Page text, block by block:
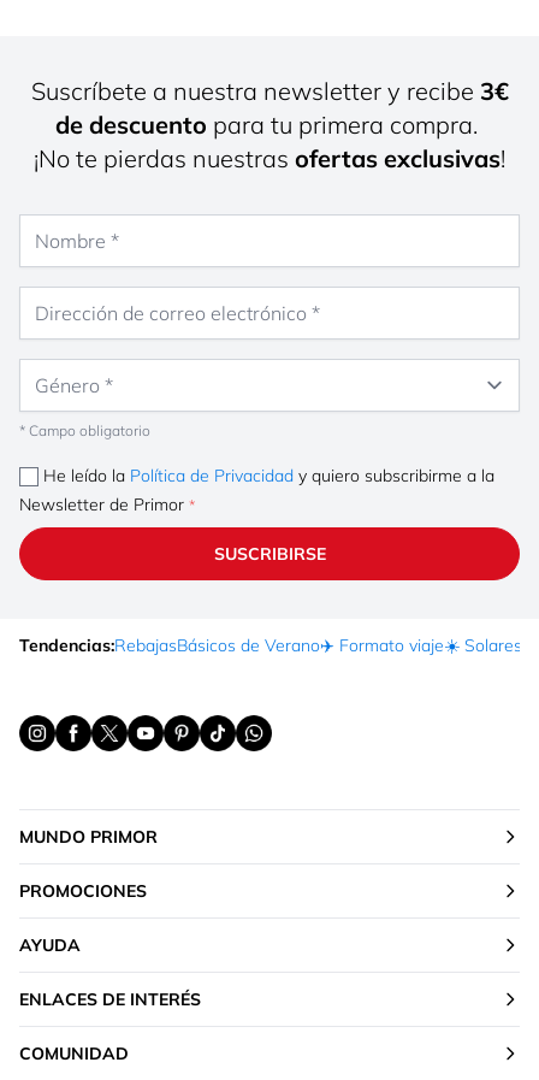
Suscríbete a nuestra newsletter y recibe 3€
de descuento para tu primera compra.
¡No te pierdas nuestras ofertas exclusivas!
* Campo obligatorio
He leído la Política de Privacidad y quiero subscribirme a la
Newsletter de Primor
SUSCRIBIRSE
Tendencias:RebajasBásicos de Verano✈️ Formato viaje☀️ Solares
MUNDO PRIMOR
PROMOCIONES
AYUDA
ENLACES DE INTERÉS
COMUNIDAD